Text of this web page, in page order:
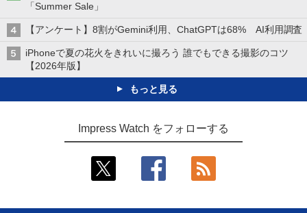
「Summer Sale」
【アンケート】8割がGemini利用、ChatGPTは68% AI利用調査
iPhoneで夏の花火をきれいに撮ろう 誰でもできる撮影のコツ
【2026年版】
もっと見る
Impress Watch をフォローする